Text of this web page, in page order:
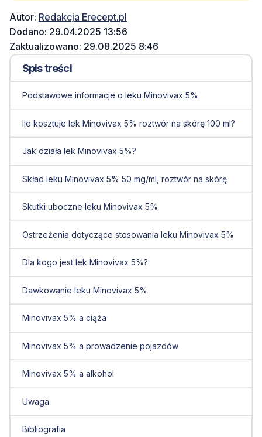
Autor: Redakcja Erecept.pl
Dodano: 29.04.2025 13:56
Zaktualizowano: 29.08.2025 8:46
Spis treści
Podstawowe informacje o leku Minovivax 5%
Ile kosztuje lek Minovivax 5% roztwór na skórę 100 ml?
Jak działa lek Minovivax 5%?
Skład leku Minovivax 5% 50 mg/ml, roztwór na skórę
Skutki uboczne leku Minovivax 5%
Ostrzeżenia dotyczące stosowania leku Minovivax 5%
Dla kogo jest lek Minovivax 5%?
Dawkowanie leku Minovivax 5%
Minovivax 5% a ciąża
Minovivax 5% a prowadzenie pojazdów
Minovivax 5% a alkohol
Uwaga
Bibliografia